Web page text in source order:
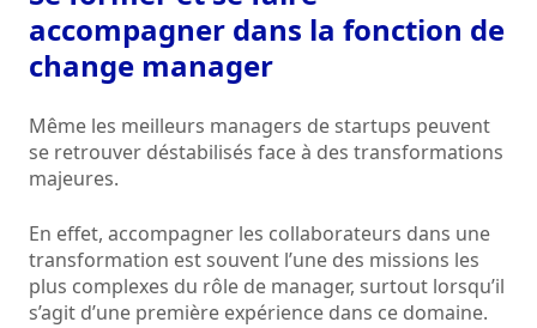
accompagner dans la fonction de
change manager
Même les meilleurs managers de startups peuvent
se retrouver déstabilisés face à des transformations
majeures.
En effet, accompagner les collaborateurs dans une
transformation est souvent l’une des missions les
plus complexes du rôle de manager, surtout lorsqu’il
s’agit d’une première expérience dans ce domaine.